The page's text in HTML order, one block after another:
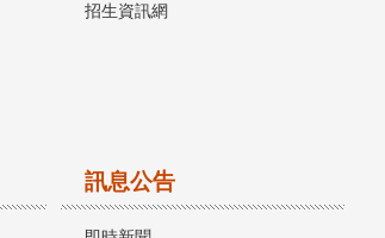
招生資訊網
訊息公告